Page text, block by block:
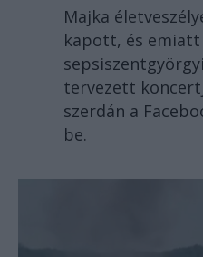
Majka
kapott, és
tervezett
szerdán a
be.